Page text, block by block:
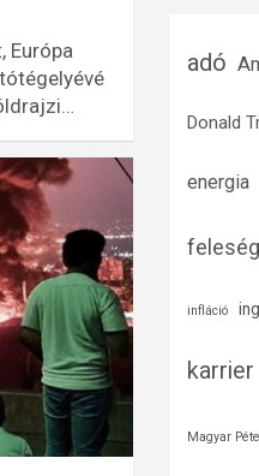
Európa
adó
Donald
energia
feleség
infláció
karrier
Magyar